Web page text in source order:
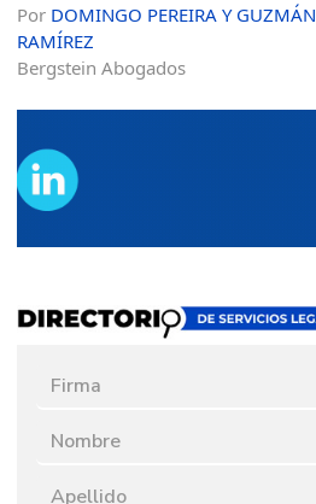
Por DOMINGO PEREIRA Y GUZMÁN
RAMÍREZ
Bergstein Abogados